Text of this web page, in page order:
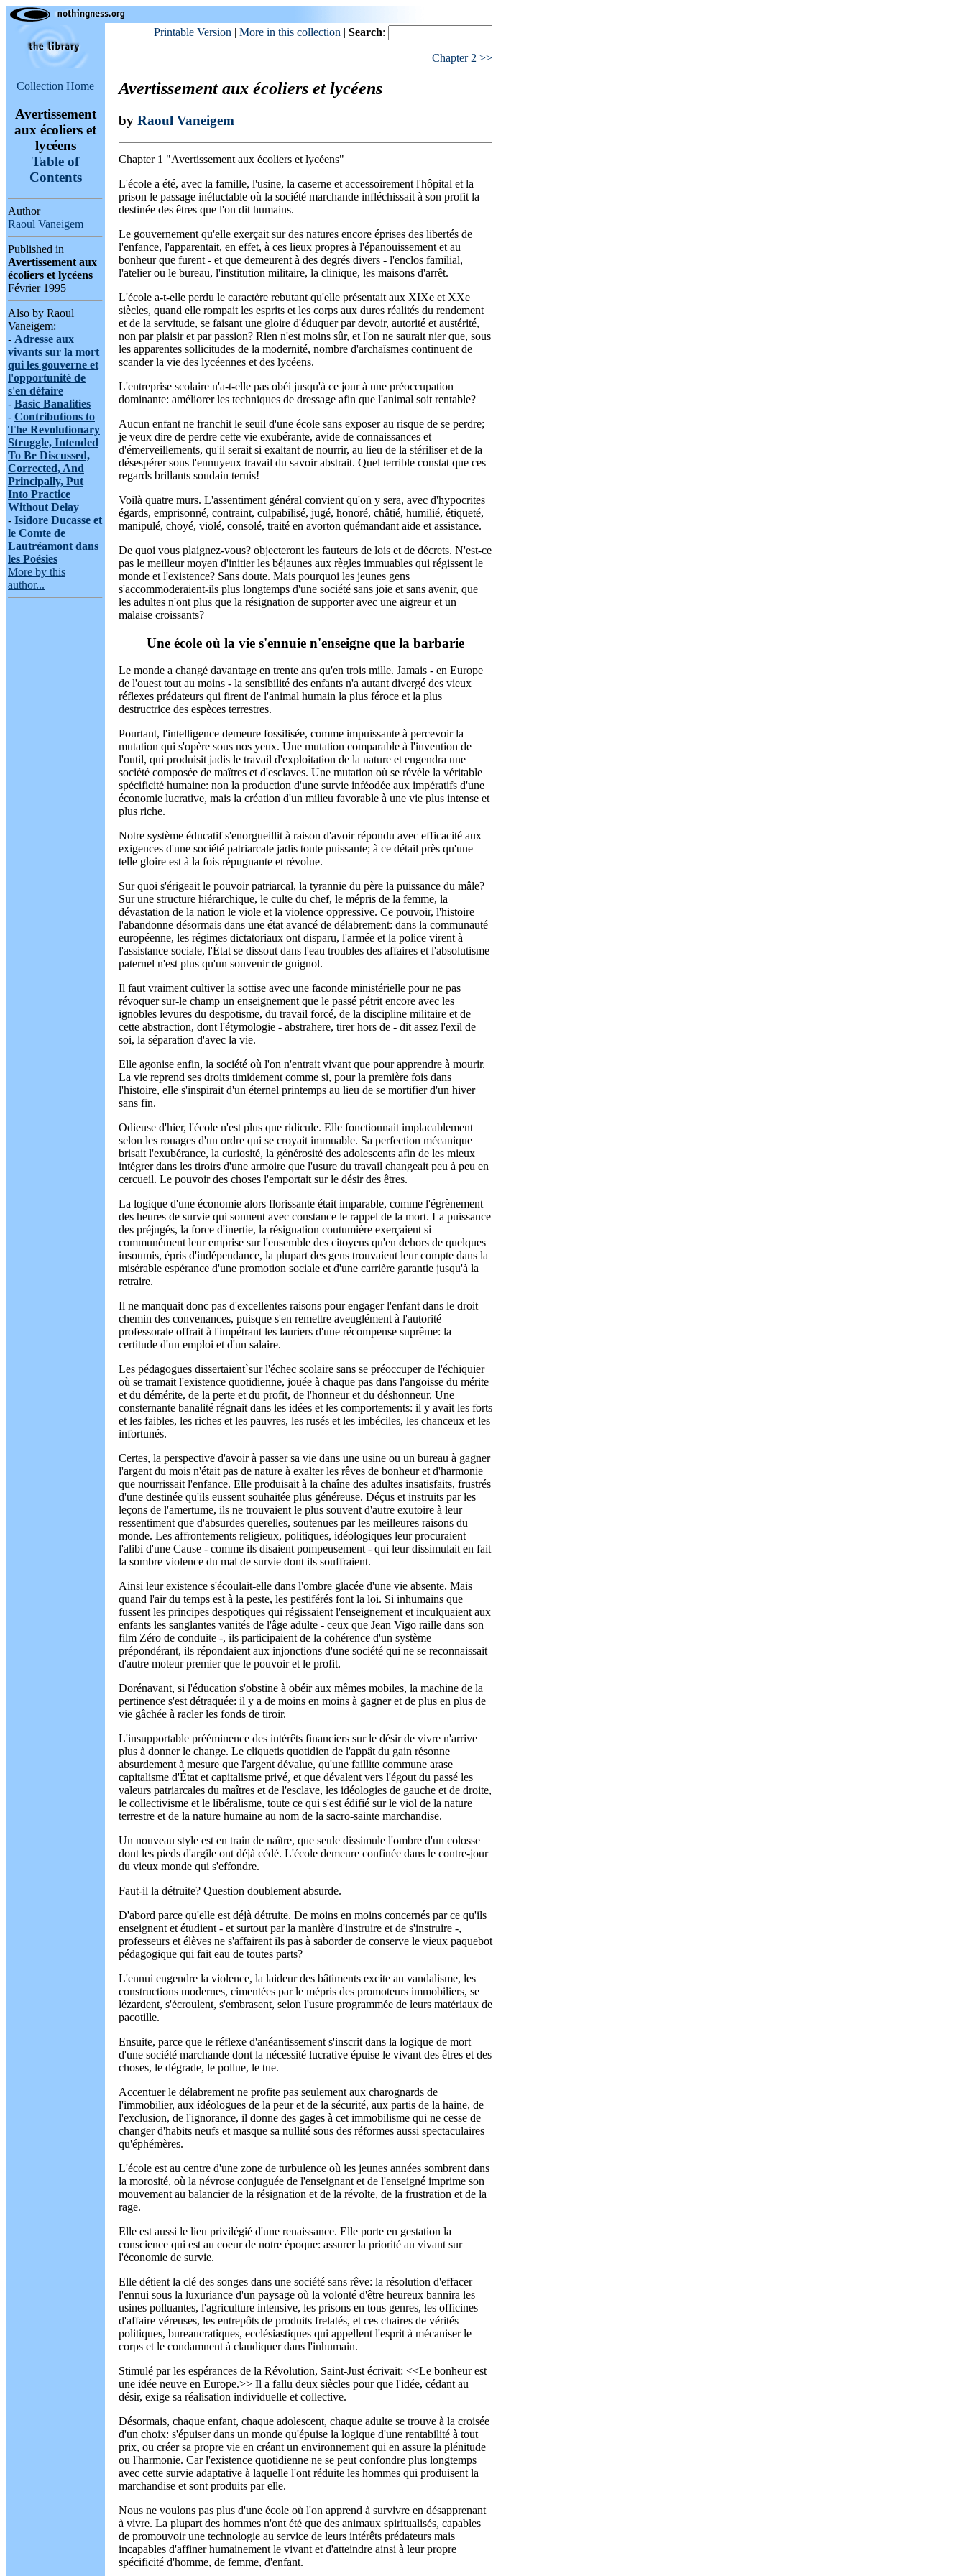
Collection Home
Avertissement
aux écoliers et
lycéens
Table of
Contents
Author
Raoul Vaneigem
Published in
Avertissement aux
écoliers et lycéens
Février 1995
Also by Raoul
Vaneigem:
- Adresse aux
vivants sur la mort
qui les gouverne et
l'opportunité de
s'en défaire
- Basic Banalities
- Contributions to
The Revolutionary
Struggle, Intended
To Be Discussed,
Corrected, And
Principally, Put
Into Practice
Without Delay
- Isidore Ducasse et
le Comte de
Lautréamont dans
les Poésies
More by this
author...
Printable Version | More in this collection | Search:
| Chapter 2 >>
Avertissement aux écoliers et lycéens
by Raoul Vaneigem
Chapter 1 "Avertissement aux écoliers et lycéens"
L'école a été, avec la famille, l'usine, la caserne et accessoirement l'hôpital et la
prison le passage inéluctable où la société marchande infléchissait à son profit la
destinée des êtres que l'on dit humains.
Le gouvernement qu'elle exerçait sur des natures encore éprises des libertés de
l'enfance, l'apparentait, en effet, à ces lieux propres à l'épanouissement et au
bonheur que furent - et que demeurent à des degrés divers - l'enclos familial,
l'atelier ou le bureau, l'institution militaire, la clinique, les maisons d'arrêt.
L'école a-t-elle perdu le caractère rebutant qu'elle présentait aux XIXe et XXe
siècles, quand elle rompait les esprits et les corps aux dures réalités du rendement
et de la servitude, se faisant une gloire d'éduquer par devoir, autorité et austérité,
non par plaisir et par passion? Rien n'est moins sûr, et l'on ne saurait nier que, sous
les apparentes sollicitudes de la modernité, nombre d'archaïsmes continuent de
scander la vie des lycéennes et des lycéens.
L'entreprise scolaire n'a-t-elle pas obéi jusqu'à ce jour à une préoccupation
dominante: améliorer les techniques de dressage afin que l'animal soit rentable?
Aucun enfant ne franchit le seuil d'une école sans exposer au risque de se perdre;
je veux dire de perdre cette vie exubérante, avide de connaissances et
d'émerveillements, qu'il serait si exaltant de nourrir, au lieu de la stériliser et de la
désespérer sous l'ennuyeux travail du savoir abstrait. Quel terrible constat que ces
regards brillants soudain ternis!
Voilà quatre murs. L'assentiment général convient qu'on y sera, avec d'hypocrites
égards, emprisonné, contraint, culpabilisé, jugé, honoré, châtié, humilié, étiqueté,
manipulé, choyé, violé, consolé, traité en avorton quémandant aide et assistance.
De quoi vous plaignez-vous? objecteront les fauteurs de lois et de décrets. N'est-ce
pas le meilleur moyen d'initier les béjaunes aux règles immuables qui régissent le
monde et l'existence? Sans doute. Mais pourquoi les jeunes gens
s'accommoderaient-ils plus longtemps d'une société sans joie et sans avenir, que
les adultes n'ont plus que la résignation de supporter avec une aigreur et un
malaise croissants?
Une école où la vie s'ennuie n'enseigne que la barbarie
Le monde a changé davantage en trente ans qu'en trois mille. Jamais - en Europe
de l'ouest tout au moins - la sensibilité des enfants n'a autant divergé des vieux
réflexes prédateurs qui firent de l'animal humain la plus féroce et la plus
destructrice des espèces terrestres.
Pourtant, l'intelligence demeure fossilisée, comme impuissante à percevoir la
mutation qui s'opère sous nos yeux. Une mutation comparable à l'invention de
l'outil, qui produisit jadis le travail d'exploitation de la nature et engendra une
société composée de maîtres et d'esclaves. Une mutation où se révèle la véritable
spécificité humaine: non la production d'une survie inféodée aux impératifs d'une
économie lucrative, mais la création d'un milieu favorable à une vie plus intense et
plus riche.
Notre système éducatif s'enorgueillit à raison d'avoir répondu avec efficacité aux
exigences d'une société patriarcale jadis toute puissante; à ce détail près qu'une
telle gloire est à la fois répugnante et révolue.
Sur quoi s'érigeait le pouvoir patriarcal, la tyrannie du père la puissance du mâle?
Sur une structure hiérarchique, le culte du chef, le mépris de la femme, la
dévastation de la nation le viole et la violence oppressive. Ce pouvoir, l'histoire
l'abandonne désormais dans une état avancé de délabrement: dans la communauté
européenne, les régimes dictatoriaux ont disparu, l'armée et la police virent à
l'assistance sociale, l'État se dissout dans l'eau troubles des affaires et l'absolutisme
paternel n'est plus qu'un souvenir de guignol.
Il faut vraiment cultiver la sottise avec une faconde ministérielle pour ne pas
révoquer sur-le champ un enseignement que le passé pétrit encore avec les
ignobles levures du despotisme, du travail forcé, de la discipline militaire et de
cette abstraction, dont l'étymologie - abstrahere, tirer hors de - dit assez l'exil de
soi, la séparation d'avec la vie.
Elle agonise enfin, la société où l'on n'entrait vivant que pour apprendre à mourir.
La vie reprend ses droits timidement comme si, pour la première fois dans
l'histoire, elle s'inspirait d'un éternel printemps au lieu de se mortifier d'un hiver
sans fin.
Odieuse d'hier, l'école n'est plus que ridicule. Elle fonctionnait implacablement
selon les rouages d'un ordre qui se croyait immuable. Sa perfection mécanique
brisait l'exubérance, la curiosité, la générosité des adolescents afin de les mieux
intégrer dans les tiroirs d'une armoire que l'usure du travail changeait peu à peu en
cercueil. Le pouvoir des choses l'emportait sur le désir des êtres.
La logique d'une économie alors florissante était imparable, comme l'égrènement
des heures de survie qui sonnent avec constance le rappel de la mort. La puissance
des préjugés, la force d'inertie, la résignation coutumière exerçaient si
communément leur emprise sur l'ensemble des citoyens qu'en dehors de quelques
insoumis, épris d'indépendance, la plupart des gens trouvaient leur compte dans la
misérable espérance d'une promotion sociale et d'une carrière garantie jusqu'à la
retraire.
Il ne manquait donc pas d'excellentes raisons pour engager l'enfant dans le droit
chemin des convenances, puisque s'en remettre aveuglément à l'autorité
professorale offrait à l'impétrant les lauriers d'une récompense suprême: la
certitude d'un emploi et d'un salaire.
Les pédagogues dissertaient`sur l'échec scolaire sans se préoccuper de l'échiquier
où se tramait l'existence quotidienne, jouée à chaque pas dans l'angoisse du mérite
et du démérite, de la perte et du profit, de l'honneur et du déshonneur. Une
consternante banalité régnait dans les idées et les comportements: il y avait les forts
et les faibles, les riches et les pauvres, les rusés et les imbéciles, les chanceux et les
infortunés.
Certes, la perspective d'avoir à passer sa vie dans une usine ou un bureau à gagner
l'argent du mois n'était pas de nature à exalter les rêves de bonheur et d'harmonie
que nourrissait l'enfance. Elle produisait à la chaîne des adultes insatisfaits, frustrés
d'une destinée qu'ils eussent souhaitée plus généreuse. Déçus et instruits par les
leçons de l'amertume, ils ne trouvaient le plus souvent d'autre exutoire à leur
ressentiment que d'absurdes querelles, soutenues par les meilleures raisons du
monde. Les affrontements religieux, politiques, idéologiques leur procuraient
l'alibi d'une Cause - comme ils disaient pompeusement - qui leur dissimulait en fait
la sombre violence du mal de survie dont ils souffraient.
Ainsi leur existence s'écoulait-elle dans l'ombre glacée d'une vie absente. Mais
quand l'air du temps est à la peste, les pestiférés font la loi. Si inhumains que
fussent les principes despotiques qui régissaient l'enseignement et inculquaient aux
enfants les sanglantes vanités de l'âge adulte - ceux que Jean Vigo raille dans son
film Zéro de conduite -, ils participaient de la cohérence d'un système
prépondérant, ils répondaient aux injonctions d'une société qui ne se reconnaissait
d'autre moteur premier que le pouvoir et le profit.
Dorénavant, si l'éducation s'obstine à obéir aux mêmes mobiles, la machine de la
pertinence s'est détraquée: il y a de moins en moins à gagner et de plus en plus de
vie gâchée à racler les fonds de tiroir.
L'insupportable prééminence des intérêts financiers sur le désir de vivre n'arrive
plus à donner le change. Le cliquetis quotidien de l'appât du gain résonne
absurdement à mesure que l'argent dévalue, qu'une faillite commune arase
capitalisme d'État et capitalisme privé, et que dévalent vers l'égout du passé les
valeurs patriarcales du maîtres et de l'esclave, les idéologies de gauche et de droite,
le collectivisme et le libéralisme, toute ce qui s'est édifié sur le viol de la nature
terrestre et de la nature humaine au nom de la sacro-sainte marchandise.
Un nouveau style est en train de naître, que seule dissimule l'ombre d'un colosse
dont les pieds d'argile ont déjà cédé. L'école demeure confinée dans le contre-jour
du vieux monde qui s'effondre.
Faut-il la détruite? Question doublement absurde.
D'abord parce qu'elle est déjà détruite. De moins en moins concernés par ce qu'ils
enseignent et étudient - et surtout par la manière d'instruire et de s'instruire -,
professeurs et élèves ne s'affairent ils pas à saborder de conserve le vieux paquebot
pédagogique qui fait eau de toutes parts?
L'ennui engendre la violence, la laideur des bâtiments excite au vandalisme, les
constructions modernes, cimentées par le mépris des promoteurs immobiliers, se
lézardent, s'écroulent, s'embrasent, selon l'usure programmée de leurs matériaux de
pacotille.
Ensuite, parce que le réflexe d'anéantissement s'inscrit dans la logique de mort
d'une société marchande dont la nécessité lucrative épuise le vivant des êtres et des
choses, le dégrade, le pollue, le tue.
Accentuer le délabrement ne profite pas seulement aux charognards de
l'immobilier, aux idéologues de la peur et de la sécurité, aux partis de la haine, de
l'exclusion, de l'ignorance, il donne des gages à cet immobilisme qui ne cesse de
changer d'habits neufs et masque sa nullité sous des réformes aussi spectaculaires
qu'éphémères.
L'école est au centre d'une zone de turbulence où les jeunes années sombrent dans
la morosité, où la névrose conjuguée de l'enseignant et de l'enseigné imprime son
mouvement au balancier de la résignation et de la révolte, de la frustration et de la
rage.
Elle est aussi le lieu privilégié d'une renaissance. Elle porte en gestation la
conscience qui est au coeur de notre époque: assurer la priorité au vivant sur
l'économie de survie.
Elle détient la clé des songes dans une société sans rêve: la résolution d'effacer
l'ennui sous la luxuriance d'un paysage où la volonté d'être heureux bannira les
usines polluantes, l'agriculture intensive, les prisons en tous genres, les officines
d'affaire véreuses, les entrepôts de produits frelatés, et ces chaires de vérités
politiques, bureaucratiques, ecclésiastiques qui appellent l'esprit à mécaniser le
corps et le condamnent à claudiquer dans l'inhumain.
Stimulé par les espérances de la Révolution, Saint-Just écrivait: <<Le bonheur est
une idée neuve en Europe.>> Il a fallu deux siècles pour que l'idée, cédant au
désir, exige sa réalisation individuelle et collective.
Désormais, chaque enfant, chaque adolescent, chaque adulte se trouve à la croisée
d'un choix: s'épuiser dans un monde qu'épuise la logique d'une rentabilité à tout
prix, ou créer sa propre vie en créant un environnement qui en assure la plénitude
ou l'harmonie. Car l'existence quotidienne ne se peut confondre plus longtemps
avec cette survie adaptative à laquelle l'ont réduite les hommes qui produisent la
marchandise et sont produits par elle.
Nous ne voulons pas plus d'une école où l'on apprend à survivre en désapprenant
à vivre. La plupart des hommes n'ont été que des animaux spiritualisés, capables
de promouvoir une technologie au service de leurs intérêts prédateurs mais
incapables d'affiner humainement le vivant et d'atteindre ainsi à leur propre
spécificité d'homme, de femme, d'enfant.